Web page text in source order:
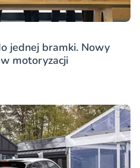
jednej bramki. Nowy
motoryzacji